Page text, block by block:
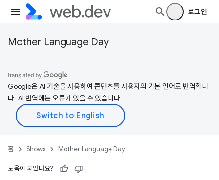
로그인
Mother Language Day
Google은 AI 기술을 사용하여 콘텐츠를 사용자의 기본 언어로 번역합니
다. AI 번역에는 오류가 있을 수 있습니다.
홈 Shows Mother Language Day
도움이 되었나요?